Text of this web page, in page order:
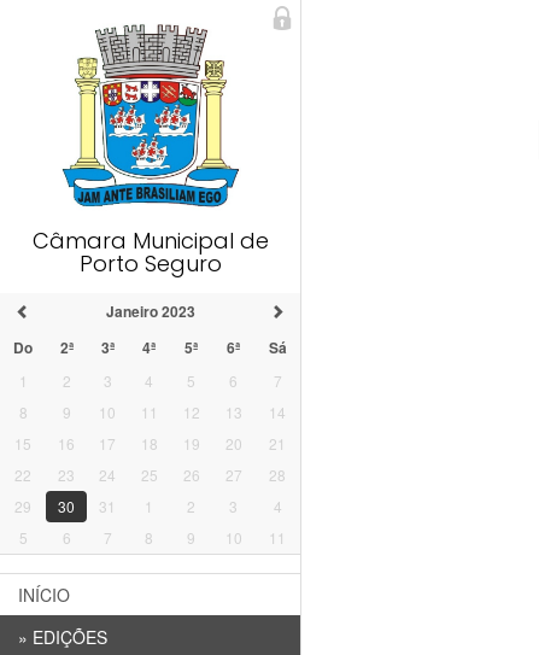
Câmara Municipal de
Porto Seguro
Janeiro 2023
Do
2ª 3ª 4ª 5ª 6ª Sá
1 2 3 4 5 6
7
8
9 10 11 12 13
14
15
16 17 18 19 20
21
22
23 24 25 26 27
28
29
30 31 1 2 3
4
5
6 7 8 9 10 11
INÍCIO
» EDIÇÕES